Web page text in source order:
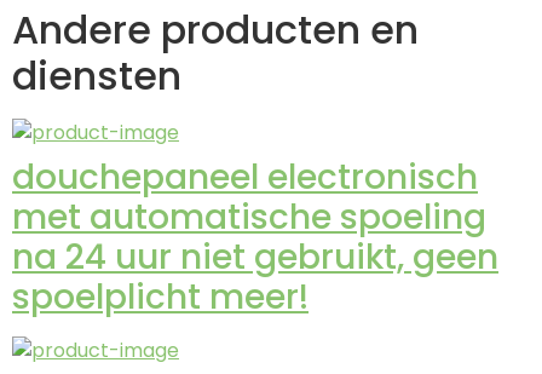
Andere producten en
diensten
douchepaneel electronisch
met automatische spoeling
na 24 uur niet gebruikt, geen
spoelplicht meer!